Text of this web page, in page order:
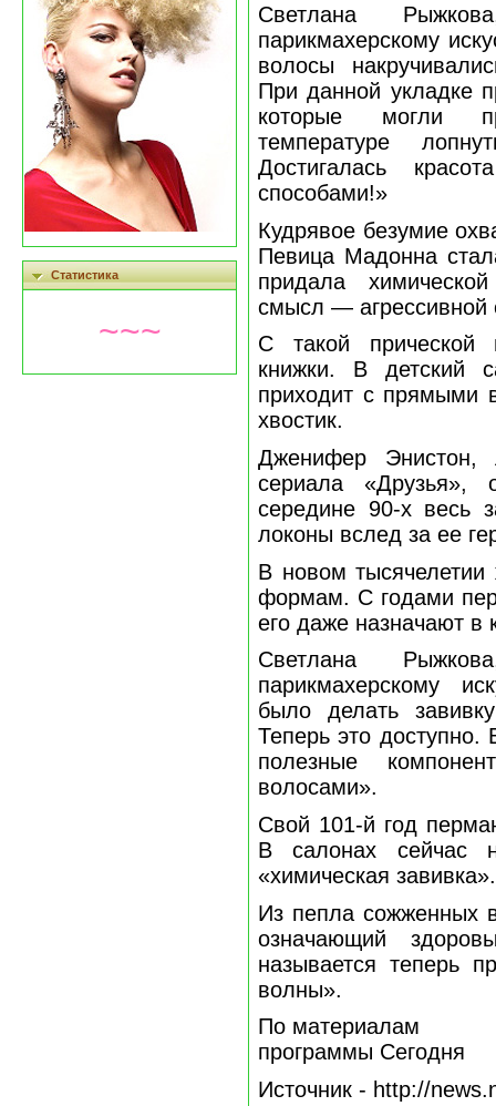
Статистика
~~~
Светлана
парикмахерскому
волосы
При данной укладке
которые могли
температуре
Достигалась
способами!»
Кудрявое безумие
Певица Мадонна
придала
смысл — агрессивной
С такой прической
книжки. В детский
приходит с прямыми
хвостик.
Дженифер Энистон,
сериала
середине 90-х весь
локоны вслед за ее
В новом
формам. С годами
его даже назначают в
Светлана
парикмахерскому
было делать
Теперь это
полезные
волосами».
Свой 101-й год
В салонах сейчас
«химическая завивка».
Из пепла сожженных
означающий
называется теперь
волны».
По материалам
программы Сегодня
Источник - http://